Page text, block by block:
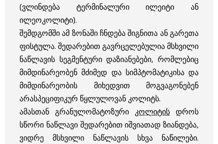
(ვლინდება ტერმინალური ილეიტი ან
ილეოკოლიტი).
შემდგომში ამ ზონაში ჩნდება შიგნითა ან გარეთა
ფისტულა. შედარებით გავრცელებულია მსხვილი
ნაწლავის სეგმენტური დაზიანებები, რომლებიც
მიმდინარეობენ მძიმედ და სიმპტომატიკისა და
მიმდინარეობის მიხედვით მოგვაგონებენ
არასპეციფიკურ წყლულოვან კოლიტს.
ამასთან გრანულომატოზური კოლიტის დროს
სწორი ნაწლავი შედარებით იშვიათად ზიანდება,
ვიდრე მსხვილი ნაწლავის სხვა ნაწილები.